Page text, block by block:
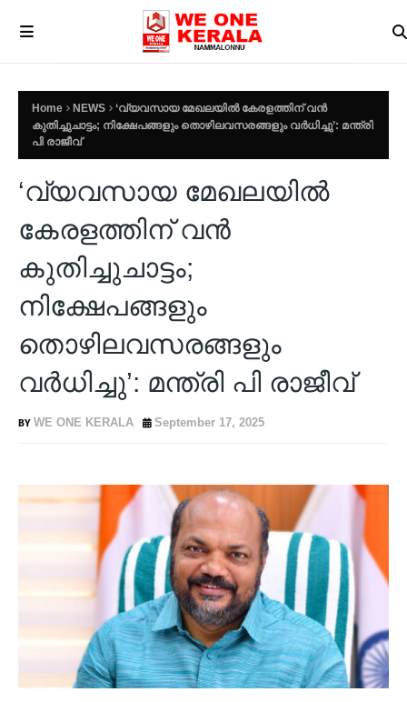
Home NEWS
‘വ്യവസായ മേഖലയില്‍ കേരളത്തിന് വന്‍
കുതിച്ചുചാട്ടം; നിക്ഷേപങ്ങളും തൊഴിലവസരങ്ങളും വര്‍ധിച്ചു’: മന്ത്രി
പി രാജീവ്
‘വ്യവസായ മേഖലയില്‍
കേരളത്തിന് വന്‍
കുതിച്ചുചാട്ടം;
നിക്ഷേപങ്ങളും
തൊഴിലവസരങ്ങളും
വര്‍ധിച്ചു’: മന്ത്രി പി രാജീവ്
WE ONE KERALA September 17, 2025